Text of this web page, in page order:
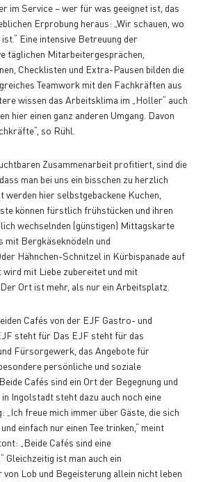
im Service – wer für was geeignet ist, das
Erprobung heraus: „Wir schauen, wo
Eine intensive Betreuung der
täglichen Mitarbeitergesprächen,
Checklisten und Extra-Pausen bilden die
Teamwork mit den Fachkräften aus
wissen das Arbeitsklima im „Holler“ auch
hier einen ganz anderen Umgang. Davon
so Rühl.
Zusammenarbeit profitiert, sind die
man bei uns ein bisschen zu herzlich
werden hier selbstgebackene Kuchen,
können fürstlich frühstücken und ihren
wechselnden (günstigen) Mittagskarte
mit Bergkäseknödeln und
Hähnchen-Schnitzel in Kürbispanade auf
mit Liebe zubereitet und mit
Ort ist mehr, als nur ein Arbeitsplatz.
Cafés von der EJF Gastro- und
steht für Das EJF steht für das
Fürsorgewerk, das Angebote für
persönliche und soziale
Cafés sind ein Ort der Begegnung und
Ingolstadt steht dazu auch noch eine
„Ich freue mich immer über Gäste, die sich
einfach nur einen Tee trinken,“ meint
„Beide Cafés sind eine
Gleichzeitig ist man auch ein
Lob und Begeisterung allein nicht leben